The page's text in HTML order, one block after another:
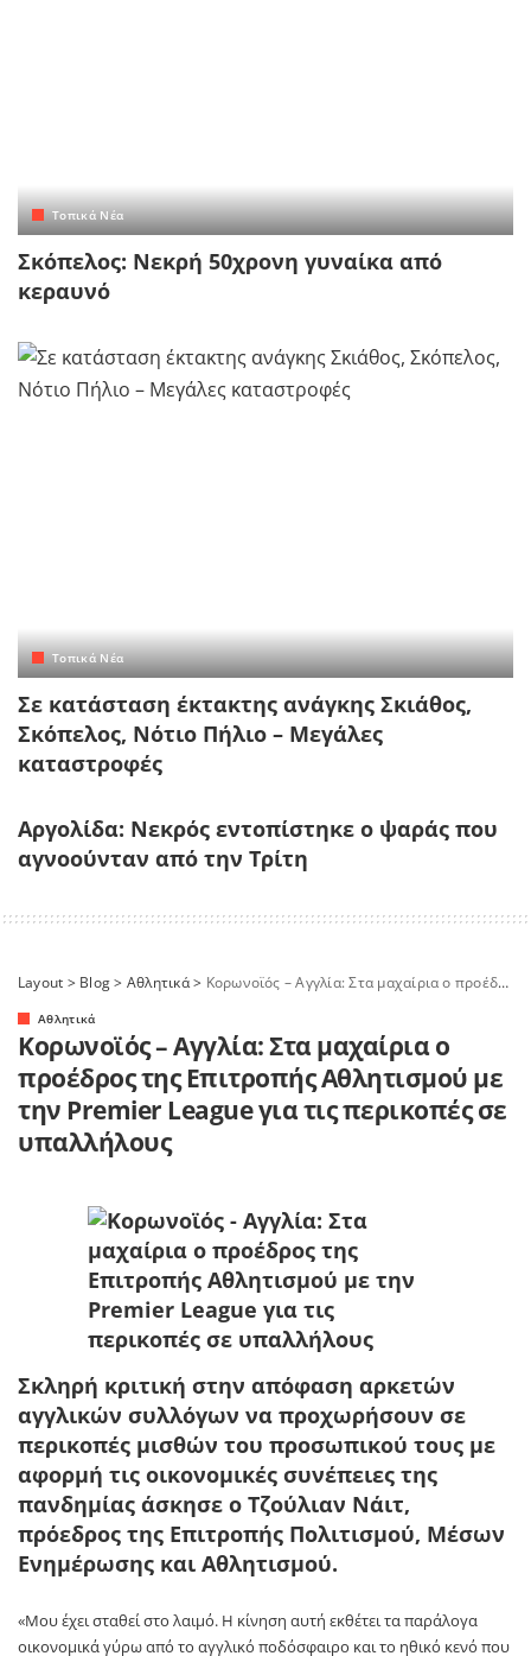
Τοπικά Νέα
Σκόπελος: Νεκρή 50χρονη γυναίκα από
κεραυνό
Τοπικά Νέα
Σε κατάσταση έκτακτης ανάγκης Σκιάθος,
Σκόπελος, Νότιο Πήλιο – Μεγάλες
καταστροφές
Αργολίδα: Νεκρός εντοπίστηκε ο ψαράς που
αγνοούνταν από την Τρίτη
Layout > Blog> Αθλητικά> Κορωνοϊός – Αγγλία: Στα μαχαίρια ο προέδρος της Επιτροπής Αθλητισμού με την Premier League για τις περικοπές σε υπαλλήλους
Αθλητικά
Κορωνοϊός – Αγγλία: Στα μαχαίρια ο
προέδρος της Επιτροπής Αθλητισμού με
την Premier League για τις περικοπές σε
υπαλλήλους
Σκληρή κριτική στην απόφαση αρκετών
αγγλικών συλλόγων να προχωρήσουν σε
περικοπές μισθών του προσωπικού τους με
αφορμή τις οικονομικές συνέπειες της
πανδημίας άσκησε ο Τζούλιαν Νάιτ,
πρόεδρος της Επιτροπής Πολιτισμού, Μέσων
Ενημέρωσης και Αθλητισμού.
«Μου έχει σταθεί στο λαιμό. Η κίνηση αυτή εκθέτει τα παράλογα
οικονομικά γύρω από το αγγλικό ποδόσφαιρο και το ηθικό κενό που